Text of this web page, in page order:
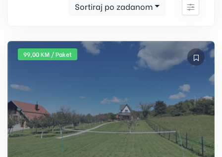
Sortiraj po zadanom
99,00 KM / Paket